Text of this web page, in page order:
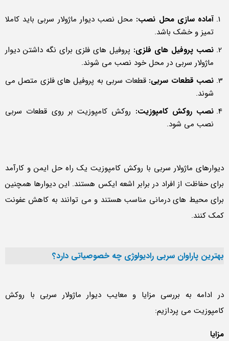
آماده سازی محل نصب: محل نصب دیوار ماژولار سربی باید کاملا
تمیز و خشک باشد.
نصب پروفیل های فلزی: پروفیل های فلزی برای نگه داشتن دیوار
ماژولار سربی در محل خود نصب می شوند.
نصب قطعات سربی: قطعات سربی به پروفیل های فلزی متصل می
شوند.
نصب روکش کامپوزیت: روکش کامپوزیت بر روی قطعات سربی
نصب می شود.
دیوارهای ماژولار سربی با روکش کامپوزیت یک راه حل ایمن و کارآمد
برای حفاظت از افراد در برابر اشعه ایکس هستند. این دیوارها همچنین
برای محیط های درمانی مناسب هستند و می توانند به کاهش عفونت
کمک کنند.
بهترین پاراوان سربی رادیولوژی چه خصوصیاتی دارد؟
در ادامه به بررسی مزایا و معایب دیوار ماژولار سربی با روکش
کامپوزیت می پردازیم:
مزایا